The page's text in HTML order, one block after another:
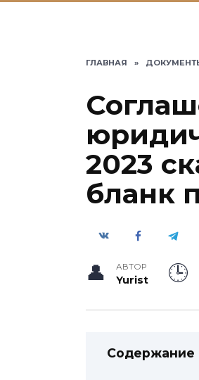
ГЛАВНАЯ »
2023
бланк
АВТОР
Yurist
Содержание